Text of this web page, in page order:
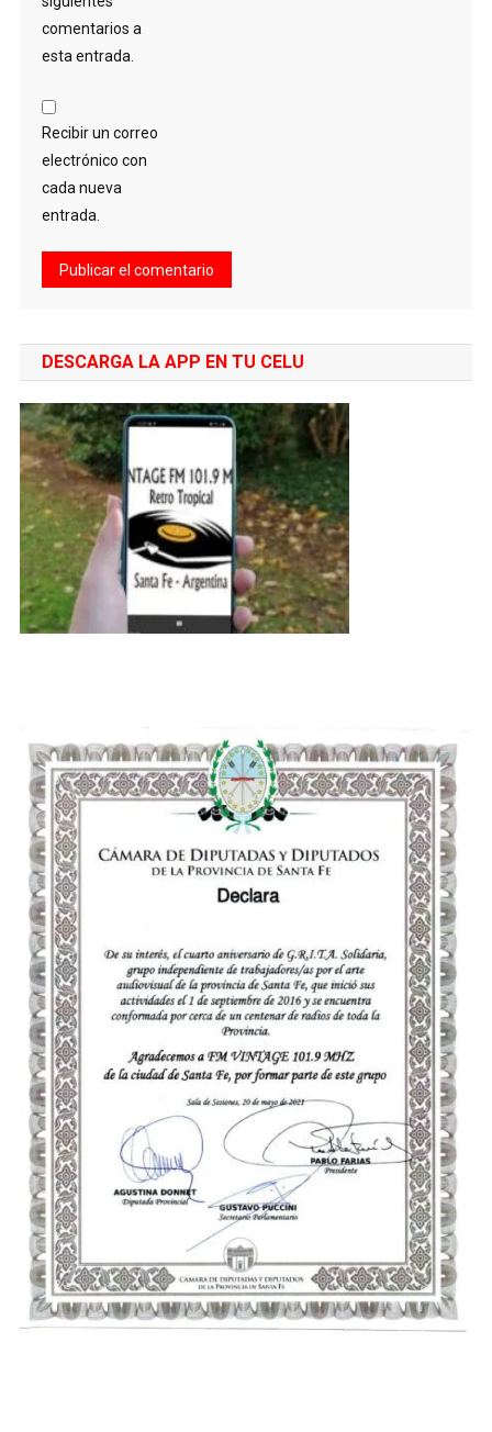
comentarios a
esta entrada.
Recibir un correo
electrónico con
cada nueva
entrada.
DESCARGA LA APP EN TU CELU